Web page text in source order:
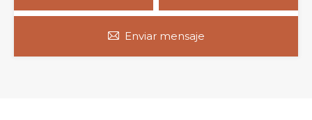
Enviar mensaje